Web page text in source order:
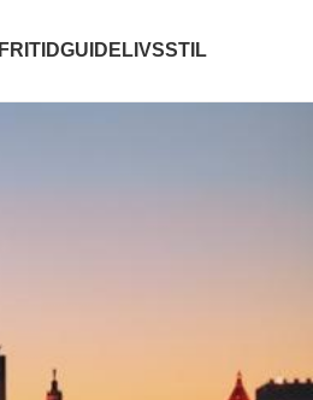
FRITIDGUIDE LIVSSTIL